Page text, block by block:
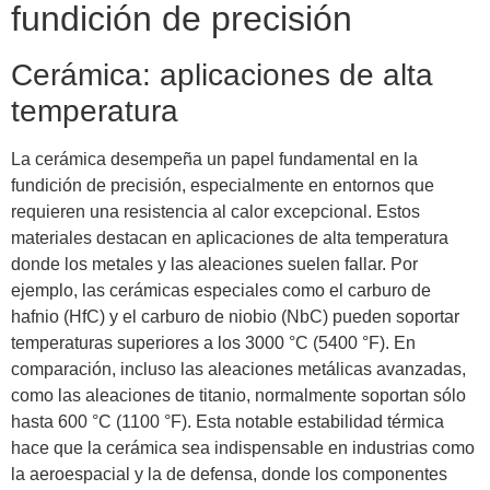
fundición de precisión
Cerámica: aplicaciones de alta
temperatura
La cerámica desempeña un papel fundamental en la
fundición de precisión, especialmente en entornos que
requieren una resistencia al calor excepcional. Estos
materiales destacan en aplicaciones de alta temperatura
donde los metales y las aleaciones suelen fallar. Por
ejemplo, las cerámicas especiales como el carburo de
hafnio (HfC) y el carburo de niobio (NbC) pueden soportar
temperaturas superiores a los 3000 °C (5400 °F). En
comparación, incluso las aleaciones metálicas avanzadas,
como las aleaciones de titanio, normalmente soportan sólo
hasta 600 °C (1100 °F). Esta notable estabilidad térmica
hace que la cerámica sea indispensable en industrias como
la aeroespacial y la de defensa, donde los componentes